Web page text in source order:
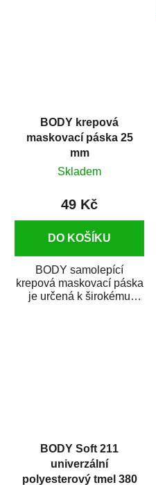
BODY krepová
maskovací páska 25
mm
Skladem
49 Kč
DO KOŠÍKU
BODY samolepící
krepová maskovací páska
je určená k širokému
BODY Soft 211
univerzální
polyesterový tmel 380